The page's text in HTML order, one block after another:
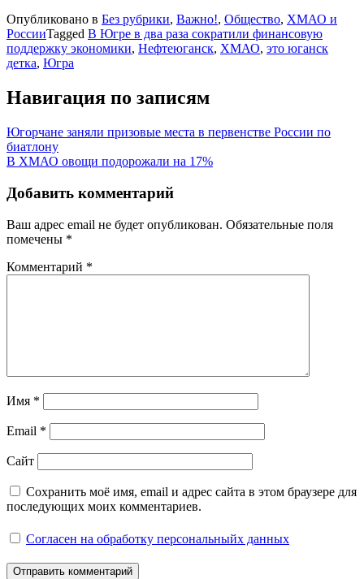
Опубликовано в Без рубрики, Важно!, Общество, ХМАО и
РоссииTagged В Югре в два раза сократили финансовую
поддержку экономики, Нефтеюганск, ХМАО, это юганск
детка, Югра
Навигация по записям
Югорчане заняли призовые места в первенстве России по
биатлону
В ХМАО овощи подорожали на 17%
Добавить комментарий
Ваш адрес email не будет опубликован. Обязательные поля
помечены *
Комментарий *
Имя *
Email *
Сайт
Сохранить моё имя, email и адрес сайта в этом браузере для
последующих моих комментариев.
Согласен на обработку персональныйх данных